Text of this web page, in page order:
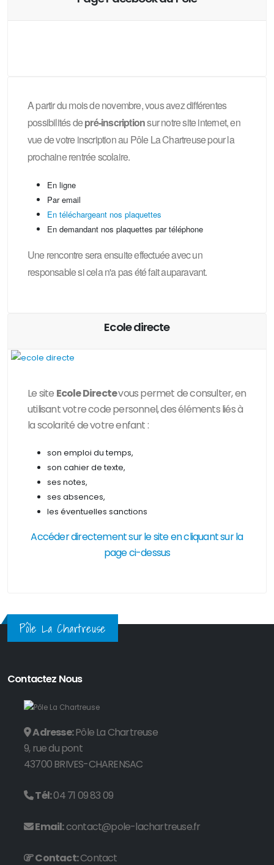
A partir du mois de novembre, vous avez différentes
possibilités depré-inscriptionsur notre site internet, en
vue de votre inscription au Pôle La Chartreuse pour la
prochaine rentrée scolaire.
En ligne
Par email
En téléchargeant nos plaquettes
En demandant nos plaquettes par téléphone
Une rencontre sera ensuite effectuée avec un
responsable si cela n'a pas été fait auparavant.
Ecole directe
Le site Ecole Directevous permet de consulter, en
utilisant votre code personnel, deséléments liés à
la scolarité de votre enfant :
son emploi du temps,
son cahier de texte,
ses notes,
ses absences,
les éventuelles sanctions
Accéder directement sur le site en cliquant sur la
page ci-dessus
Pôle La Chartreuse
Contactez Nous
Adresse:Pôle La Chartreuse
9, rue du pont
43700 BRIVES-CHARENSAC
Tél:04 71 09 83 09
Email:contact@pole-lachartreuse.fr
Contact:Contact